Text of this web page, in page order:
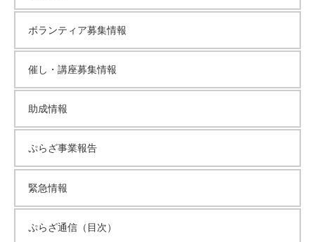
ブ
ボランティア募集情報
催し・講座募集情報
助成情報
ぷらざ事業報告
緊急情報
ぷらざ通信（目次）